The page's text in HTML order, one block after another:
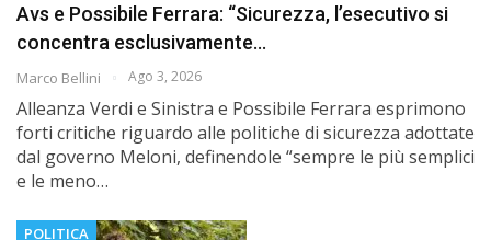
Avs e Possibile Ferrara: “Sicurezza, l’esecutivo si
concentra esclusivamente…
Marco Bellini Ago 3, 2026
Alleanza Verdi e Sinistra e Possibile Ferrara esprimono
forti critiche riguardo alle politiche di sicurezza adottate
dal governo Meloni, definendole “sempre le più semplici
e le meno…
POLITICA